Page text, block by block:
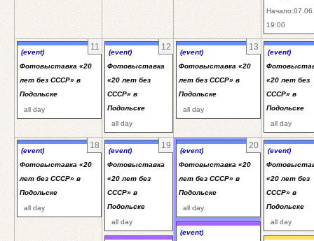
19:00
11
(event)
Фотовыставка «20
лет без СССР» в
Подольске
all day
12
(event)
Фотовыставка
«20 лет без
СССР» в
Подольске
all day
13
(event)
Фотовыставка «20
лет без СССР» в
Подольске
all day
(event)
«20 лет без
СССР» в
Подольске
all day
18
(event)
Фотовыставка «20
лет без СССР» в
Подольске
all day
19
(event)
Фотовыставка
«20 лет без
СССР» в
Подольске
all day
20
(event)
Фотовыставка «20
лет без СССР» в
Подольске
all day
(event)
(event)
«20 лет без
СССР» в
Подольске
all day